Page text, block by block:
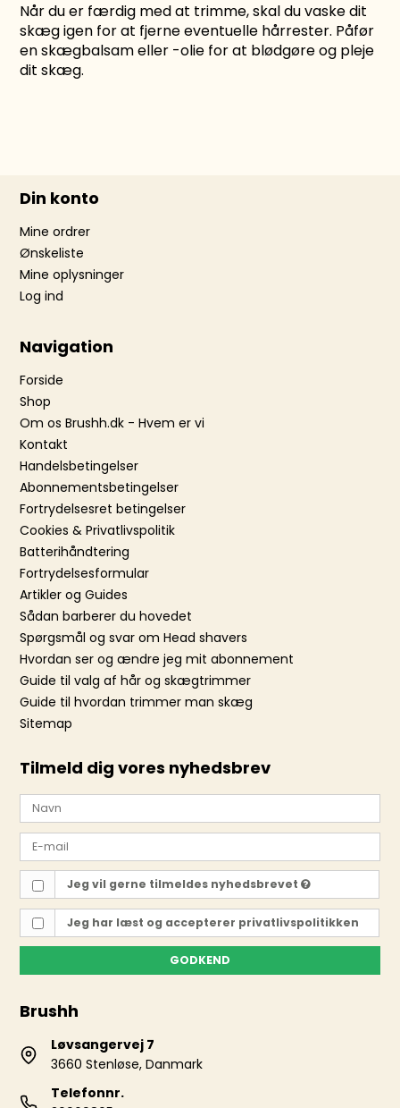
Når du er færdig med at trimme, skal du vaske dit
skæg igen for at fjerne eventuelle hårrester. Påfør
en skægbalsam eller -olie for at blødgøre og pleje
dit skæg.
Din konto
Mine ordrer
Ønskeliste
Mine oplysninger
Log ind
Navigation
Forside
Shop
Om os Brushh.dk - Hvem er vi
Kontakt
Handelsbetingelser
Abonnementsbetingelser
Fortrydelsesret betingelser
Cookies & Privatlivspolitik
Batterihåndtering
Fortrydelsesformular
Artikler og Guides
Sådan barberer du hovedet
Spørgsmål og svar om Head shavers
Hvordan ser og ændre jeg mit abonnement
Guide til valg af hår og skægtrimmer
Guide til hvordan trimmer man skæg
Sitemap
Tilmeld dig vores nyhedsbrev
Jeg vil gerne tilmeldes nyhedsbrevet
Jeg har læst og accepterer privatlivspolitikken
GODKEND
Brushh
Løvsangervej 7
3660 Stenløse, Danmark
Telefonnr.